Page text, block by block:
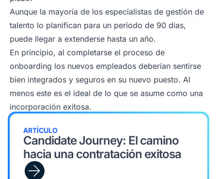
Aunque la mayoría de los especialistas de gestión de
talento lo planifican para un periodo de 90 días,
puede llegar a extenderse hasta un año.
En principio, al completarse el proceso de
onboarding los nuevos empleados deberían sentirse
bien integrados y seguros en su nuevo puesto. Al
menos este es el ideal de lo que se asume como una
incorporación exitosa.
ARTÍCULO
Candidate Journey: El camino
hacia una contratación exitosa